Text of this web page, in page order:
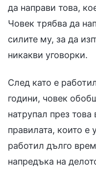
да направи това,
Човек трябва да
силите му, за да
никакви уговорки.
След като е
години, човек
натрупал през
правилата, които е
работил дълго
напредъка на